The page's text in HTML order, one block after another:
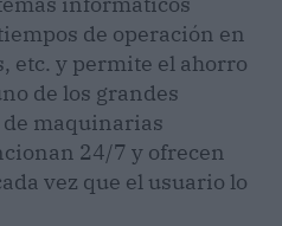
de operación en
etc. y permite el ahorro
de los grandes
maquinarias
24/7 y ofrecen
vez que el usuario lo